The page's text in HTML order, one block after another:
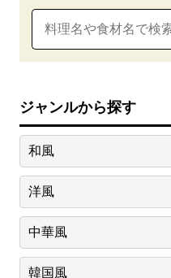
ジャンルから探す
和風
洋風
中華風
韓国風